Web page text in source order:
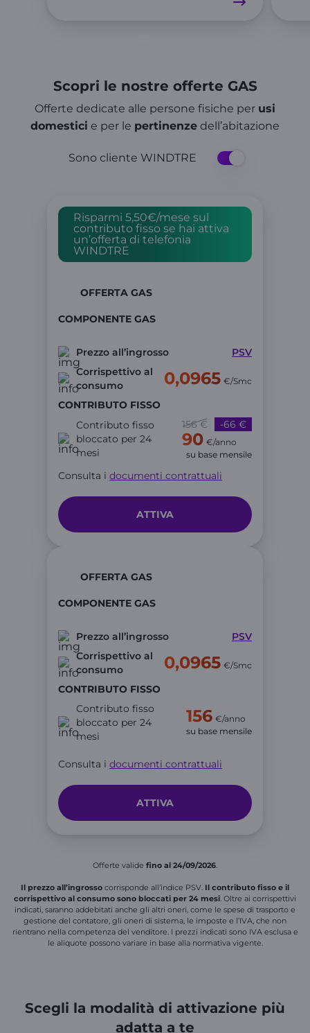
Scopri le nostre offerte GAS
Offerte dedicate alle persone fisiche per usi
domestici e per le pertinenze dell’abitazione
Sono cliente WINDTRE
Risparmi 5,50€/mese sul
contributo fisso se hai attiva
un’offerta di telefonia
WINDTRE
OFFERTA GAS
COMPONENTE GAS
Prezzo all’ingrosso
PSV
Corrispettivo al
consumo
0,0965 €/Smc
CONTRIBUTO FISSO
Contributo fisso
bloccato per 24
mesi
156 € -66 €
90 €/anno
su base mensile
Consulta i documenti contrattuali
ATTIVA
OFFERTA GAS
COMPONENTE GAS
Prezzo all’ingrosso
PSV
Corrispettivo al
consumo
0,0965 €/Smc
CONTRIBUTO FISSO
Contributo fisso
bloccato per 24
mesi
156 €/anno
su base mensile
Consulta i documenti contrattuali
ATTIVA
Offerte valide fino al 24/09/2026.
Il prezzo all’ingrosso corrisponde all’indice PSV. Il contributo fisso e il
corrispettivo al consumo sono bloccati per 24 mesi. Oltre ai corrispettivi
indicati, saranno addebitati anche gli altri oneri, come le spese di trasporto e
gestione del contatore, gli oneri di sistema, le imposte e l’IVA, che non
rientrano nella competenza del venditore. I prezzi indicati sono IVA esclusa e
le aliquote possono variare in base alla normativa vigente.
Scegli la modalità di attivazione più
adatta a te